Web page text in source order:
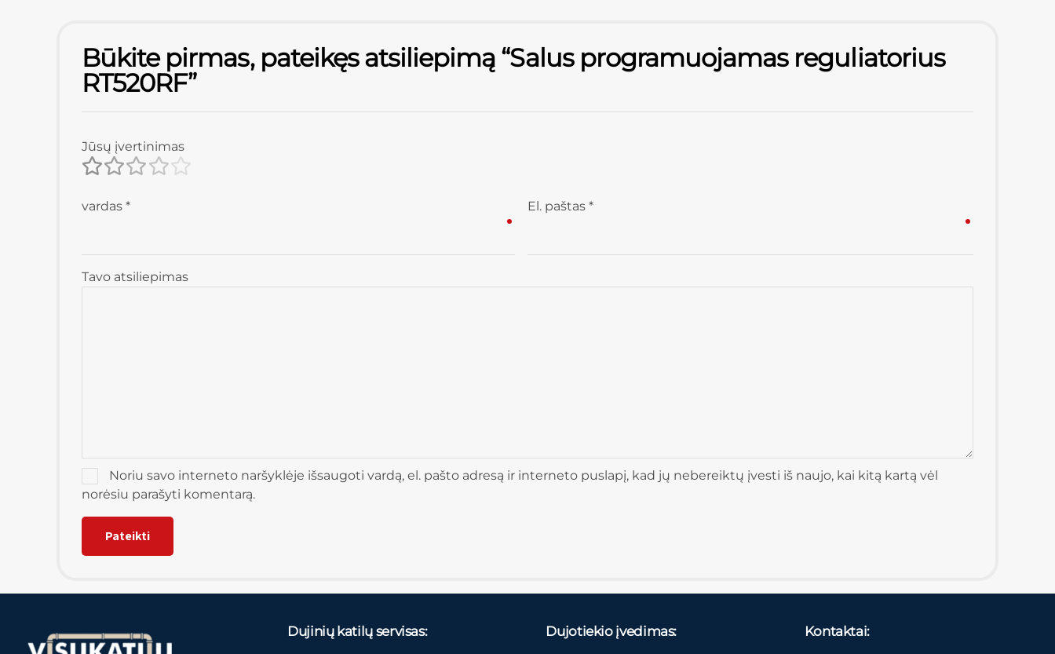
Būkite pirmas, pateikęs atsiliepimą “Salus programuojamas reguliatorius
RT520RF”
Jūsų įvertinimas
Tavo atsiliepimas
vardas * El. paštas *
Noriu savo interneto naršyklėje išsaugoti vardą, el. pašto adresą ir interneto puslapį, kad jų nebereiktų įvesti iš naujo, kai kitą kartą vėl
norėsiu parašyti komentarą.
Dujinių katilų servisas: Dujotiekio įvedimas: Kontaktai: